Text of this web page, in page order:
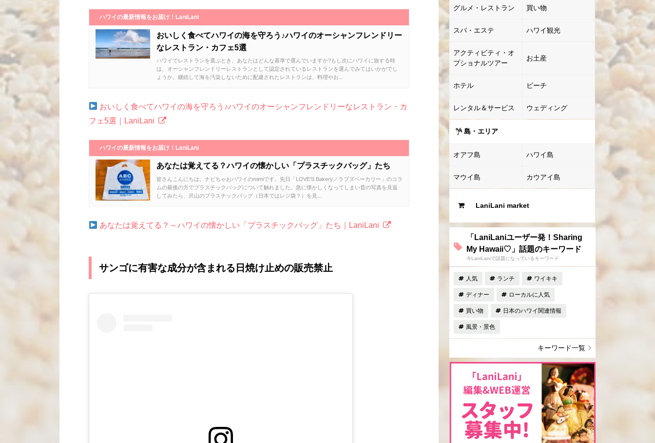
ハワイの最新情報をお届け！LaniLani
おいしく食べてハワイの海を守ろう♪ハワイのオーシャンフレンドリー
なレストラン・カフェ5選
ハワイでレストランを選ぶとき、あなたはどんな基準で選んでいますか?もし次にハワイに旅する時
は、オーシャンフレンドリーレストランとして認定されているレストランを選んでみてはいかがでし
ょうか。継続して海を汚染しないために配慮されたレストランは、料理やお...
おいしく食べてハワイの海を守ろう♪ハワイのオーシャンフレンドリーなレストラン・カ
フェ5選｜LaniLani
ハワイの最新情報をお届け！LaniLani
あなたは覚えてる？ハワイの懐かしい「プラスチックバッグ」たち
皆さんこんにちは。ナビちゃおハワイのmimiです。先日「LOVE'S Bakery／ラブズベーカリー」のコラ
ムの最後の方でプラスチックバッグについて触れました。急に懐かしくなってしまい昔の写真を見返
してみたら、沢山のプラスチックバッグ（日本ではレジ袋？）を見...
あなたは覚えてる？～ハワイの懐かしい「プラスチックバッグ」たち｜LaniLani
サンゴに有害な成分が含まれる日焼け止めの販売禁止
グルメ・レストラン 買い物
スパ・エステ ハワイ観光
アクティビティ・オ
プショナルツアー
お土産
ホテル ビーチ
レンタル＆サービス ウェディング
島・エリア
オアフ島 ハワイ島
マウイ島 カウアイ島
LaniLani market
「LaniLaniユーザー発！Sharing
My Hawaii♡」話題のキーワード
今LaniLaniで話題になっているキーワード
人気 ランチ ワイキキ
ディナー ローカルに人気
買い物 日本のハワイ関連情報
風景・景色
キーワード一覧